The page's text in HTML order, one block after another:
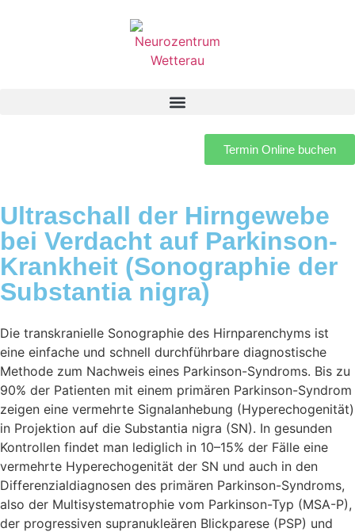
Termin Online buchen
Ultraschall der Hirngewebe
bei Verdacht auf Parkinson-
Krankheit (Sonographie der
Substantia nigra)
Die transkranielle Sonographie des Hirnparenchyms ist
eine einfache und schnell durchführbare diagnostische
Methode zum Nachweis eines Parkinson-Syndroms. Bis zu
90% der Patienten mit einem primären Parkinson-Syndrom
zeigen eine vermehrte Signalanhebung (Hyperechogenität)
in Projektion auf die Substantia nigra (SN). In gesunden
Kontrollen findet man lediglich in 10–15% der Fälle eine
vermehrte Hyperechogenität der SN und auch in den
Differenzialdiagnosen des primären Parkinson-Syndroms,
also der Multisystematrophie vom Parkinson-Typ (MSA-P),
der progressiven supranukleären Blickparese (PSP) und